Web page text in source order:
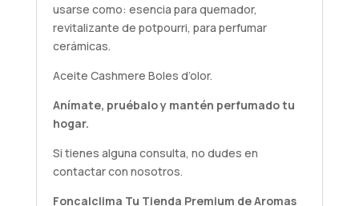
usarse como: esencia para quemador,
revitalizante de potpourri, para perfumar
cerámicas.
Aceite Cashmere Boles d’olor.
Anímate, pruébaloy mantén perfumado tu
hogar.
Si tienes alguna consulta, no dudes en
contactar con nosotros.
Foncalclima Tu Tienda Premium de Aromas